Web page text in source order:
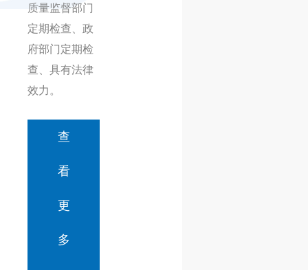
质量监督部门
定期检查、政
府部门定期检
查、具有法律
效力。
查
看
更
多